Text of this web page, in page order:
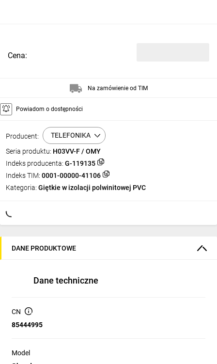
Producent: TELEFONIKA
Seria produktu: H03VV-F / OMY
Indeks producenta: G-119135
Indeks TIM: 0001-00000-41106
Kategoria: Giętkie w izolacji polwinitowej PVC
Cena:
Na zamówienie od TIM
Powiadom o dostępności
DANE PRODUKTOWE
Dane techniczne
CN
85444995
Model